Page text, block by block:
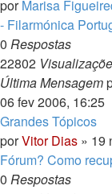
porMarisa
- Filarmónica
0 Respostas
22802
Última Mensagem
06 fev 2006, 16:25
Grandes Tópicos
porVitor Dias » 19
Fórum? Como
0 Respostas